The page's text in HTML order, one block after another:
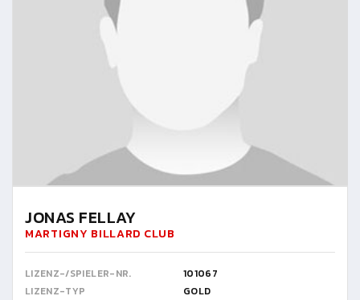
JONAS FELLAY
MARTIGNY BILLARD CLUB
LIZENZ-/SPIELER-NR.
101067
LIZENZ-TYP
GOLD